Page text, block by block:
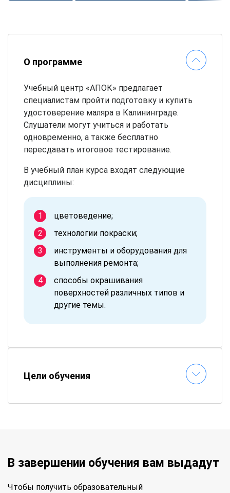
О программе
Учебный центр «АПОК» предлагает
специалистам пройти подготовку и купить
удостоверение маляра в Калининграде.
Слушатели могут учиться и работать
одновременно, а также бесплатно
пересдавать итоговое тестирование.
В учебный план курса входят следующие
дисциплины:
цветоведение;
технологии покраски;
инструменты и оборудования для
выполнения ремонта;
способы окрашивания
поверхностей различных типов и
другие темы.
Цели обучения
В завершении обучения вам выдадут
Чтобы получить образовательный